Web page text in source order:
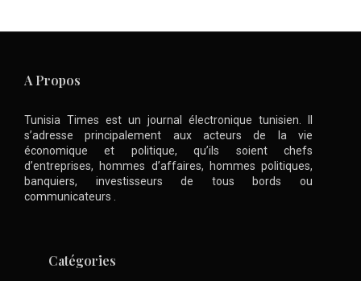
A Propos
Tunisia Times est un journal électronique tunisien. Il
s’adresse principalement aux acteurs de la vie
économique et politique, qu’ils soient chefs
d’entreprises, hommes d’affaires, hommes politiques,
banquiers, investisseurs de tous bords ou
communicateurs .
Catégories